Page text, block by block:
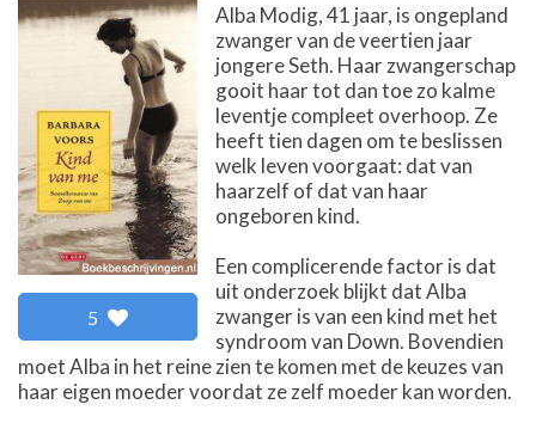
5
Alba Modig, 41 jaar, is ongepland
zwanger van de veertien jaar
jongere Seth. Haar zwangerschap
gooit haar tot dan toe zo kalme
leventje compleet overhoop. Ze
heeft tien dagen om te beslissen
welk leven voorgaat: dat van
haarzelf of dat van haar
ongeboren kind.
Een complicerende factor is dat
uit onderzoek blijkt dat Alba
zwanger is van een kind met het
syndroom van Down. Bovendien
moet Alba in het reine zien te komen met de keuzes van
haar eigen moeder voordat ze zelf moeder kan worden.